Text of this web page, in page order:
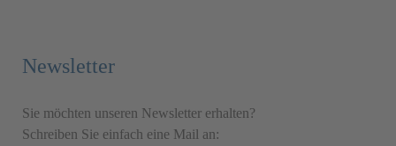
Newsletter
Sie möchten unseren Newsletter erhalten?
Schreiben Sie einfach eine Mail an: